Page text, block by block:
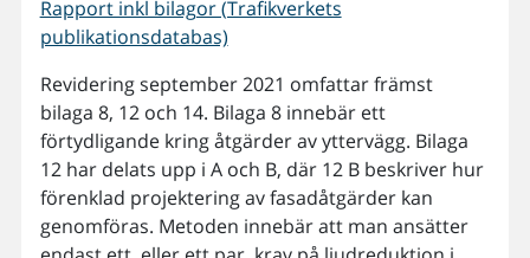
Rapport inkl bilagor (Trafikverkets
publikationsdatabas)
Revidering september 2021 omfattar främst
bilaga 8, 12 och 14. Bilaga 8 innebär ett
förtydligande kring åtgärder av yttervägg. Bilaga
12 har delats upp i A och B, där 12 B beskriver hur
förenklad projektering av fasadåtgärder kan
genomföras. Metoden innebär att man ansätter